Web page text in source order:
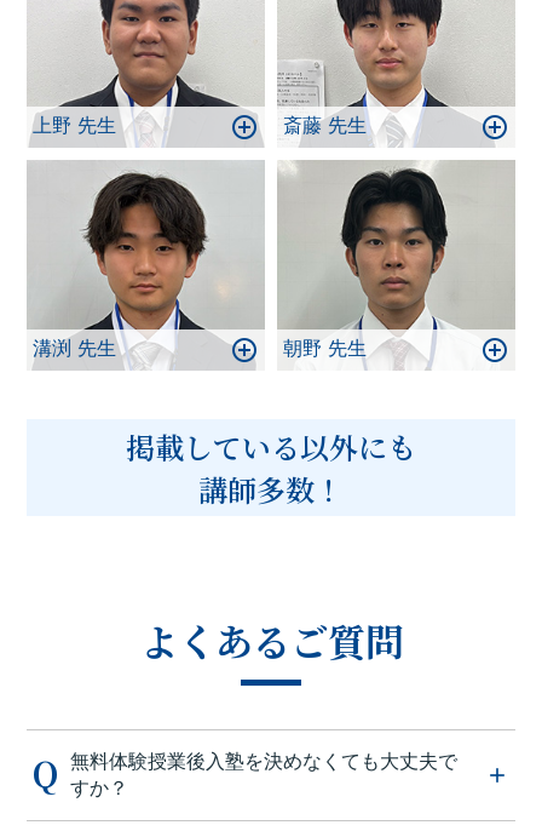
上野 先生 斎藤 先生
溝渕 先生 朝野 先生
掲載している以外にも
講師多数！
よくあるご質問
無料体験授業後入塾を決めなくても大丈夫で
すか？